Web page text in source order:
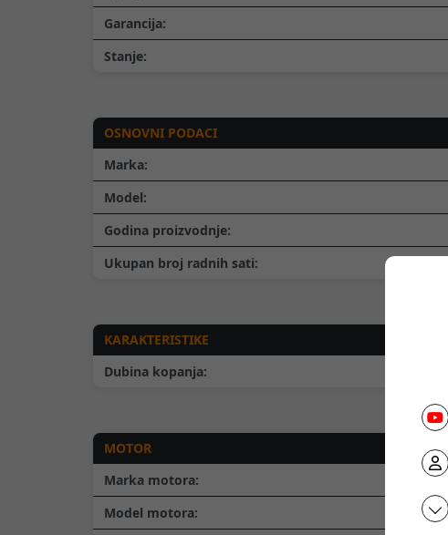
Garancija:
Stanje:
OSNOVNI PODACI
Marka:
Model:
Godina proizvodnje:
Ukupan broj radnih sati:
KARAKTERISTIKE
Dubina kopanja:
MOTOR
Marka motora:
Model motora: